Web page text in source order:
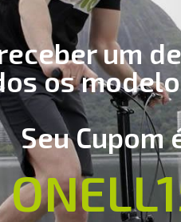
um
os
Seu Cupom